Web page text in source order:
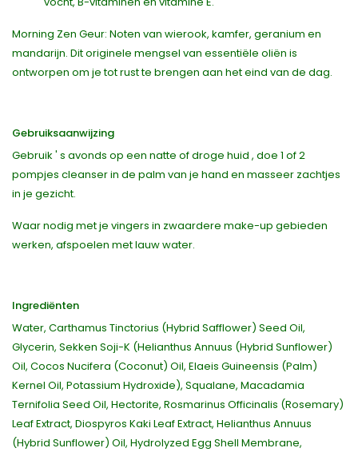
Morning Zen Geur: Noten van wierook, kamfer, geranium en
mandarijn. Dit originele mengsel van essentiële oliën is
ontworpen om je tot rust te brengen aan het eind van de dag.
Gebruiksaanwijzing
Gebruik ' s avonds op een natte of droge huid , doe 1 of 2
pompjes cleanser in de palm van je hand en masseer zachtjes
in je gezicht.
Waar nodig met je vingers in zwaardere make-up gebieden
werken, afspoelen met lauw water.
Ingrediënten
Water, Carthamus Tinctorius (Hybrid Safflower) Seed Oil,
Glycerin, Sekken Soji-K (Helianthus Annuus (Hybrid Sunflower)
Oil, Cocos Nucifera (Coconut) Oil, Elaeis Guineensis (Palm)
Kernel Oil, Potassium Hydroxide), Squalane, Macadamia
Ternifolia Seed Oil, Hectorite, Rosmarinus Officinalis (Rosemary)
Leaf Extract, Diospyros Kaki Leaf Extract, Helianthus Annuus
(Hybrid Sunflower) Oil, Hydrolyzed Egg Shell Membrane,